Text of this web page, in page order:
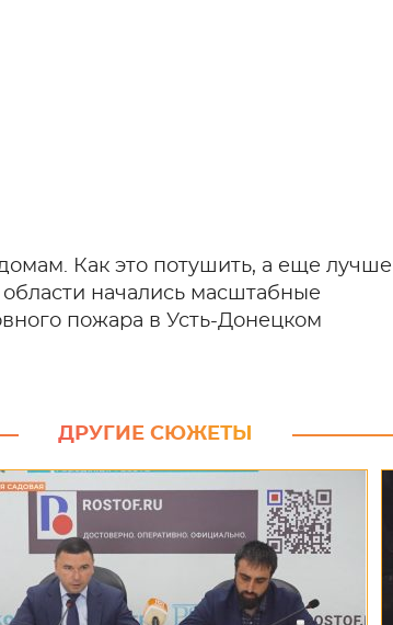
Как это потушить, а еще лучше
начались масштабные
пожара в Усть-Донецком
ДРУГИЕ СЮЖЕТЫ